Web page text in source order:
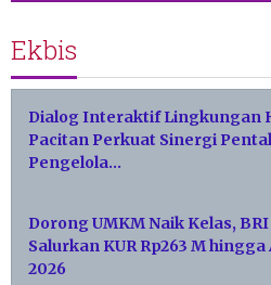
Ekbis
Dialog Interaktif Lingkungan
Pacitan Perkuat Sinergi
Pengelola…
Dorong UMKM Naik Kelas,
Salurkan KUR Rp263 M
2026